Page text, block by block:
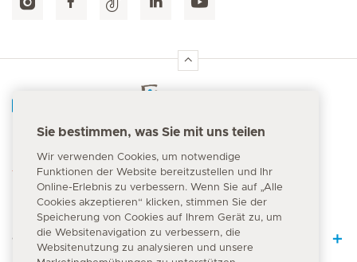
144
Quick Links
Sie bestimmen, was Sie mit uns teilen
Wir verwenden Cookies, um notwendige
Funktionen der Website bereitzustellen und Ihr
Online-Erlebnis zu verbessern. Wenn Sie auf „Alle
Cookies akzeptieren“ klicken, stimmen Sie der
Speicherung von Cookies auf Ihrem Gerät zu, um
die Websitenavigation zu verbessern, die
Websitenutzung zu analysieren und unsere